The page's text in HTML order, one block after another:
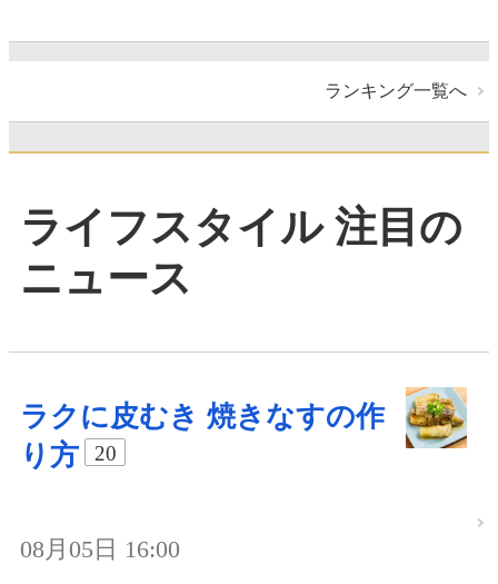
ランキング一覧へ
ライフスタイル 注目の
ニュース
ラクに皮むき 焼きなすの作
り方
20
08月05日 16:00